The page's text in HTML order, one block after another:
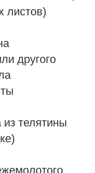
листов)
другого
телятины